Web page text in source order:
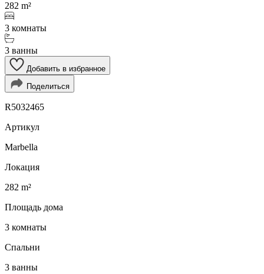
282 m²
3 комнаты
3 ванны
Добавить в избранное
Поделиться
R5032465
Артикул
Marbella
Локация
282 m²
Площадь дома
3 комнаты
Спальни
3 ванны